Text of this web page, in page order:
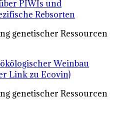
PIWIs und
Rebsorten
genetischer Ressourcen
Weinbau
Link zu Ecovin)
genetischer Ressourcen